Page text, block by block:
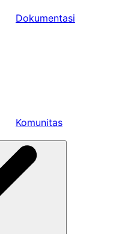
Dokumentasi
Komunitas